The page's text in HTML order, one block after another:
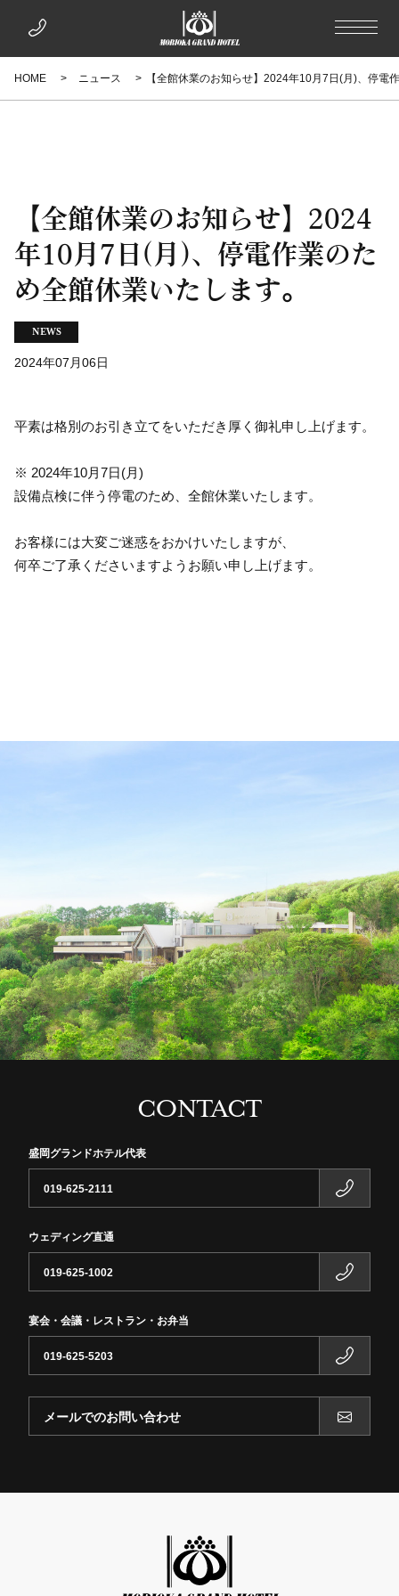
HOME ニュース 【全館休業のお知らせ】2024年10月7日(月)、停電
【全館休業のお知らせ】2024
年10月7日(月)、停電作業のた
め全館休業いたします。
NEWS
2024年07月06日
平素は格別のお引き立てをいただき厚く御礼申し上げます。
※ 2024年10月7日(月)
設備点検に伴う停電のため、全館休業いたします。
お客様には大変ご迷惑をおかけいたしますが、
何卒ご了承くださいますようお願い申し上げます。
CONTACT
盛岡グランドホテル代表
019-625-2111
ウェディング直通
019-625-1002
宴会・会議・レストラン・お弁当
019-625-5203
メールでのお問い合わせ